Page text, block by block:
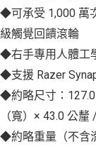
◆可承受 1,000 萬
級觸覺回饋滾輪
◆右手專用人體工
◆支援 Razer
◆約略尺寸：
（寬）× 43.0 公釐
◆約略重量（不含